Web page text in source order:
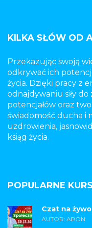
KILKA SŁÓW OD
Przekazując swoją
odkrywać ich
życia. Dzięki pracy z
odnajdywaniu siły
potencjałów oraz
świadomość ducha i
uzdrowienia,
ksiąg życia.
POPULARNE
Czat na
AUTOR: ARON